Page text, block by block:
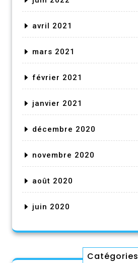
avril 2021
mars 2021
février 2021
janvier 2021
décembre 2020
novembre 2020
août 2020
juin 2020
Catégories